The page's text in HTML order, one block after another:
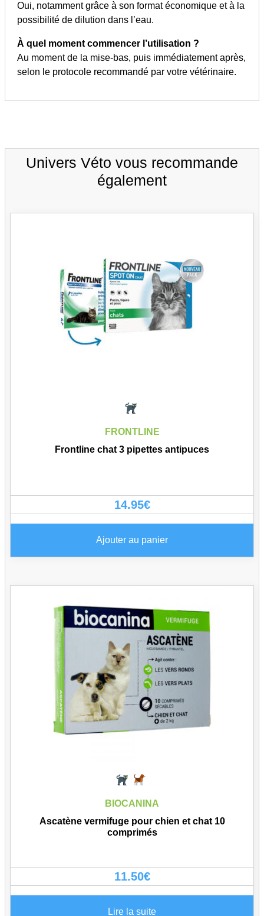
Oui, notamment grâce à son format économique et à la
possibilité de dilution dans l’eau.
À quel moment commencer l’utilisation ?
Au moment de la mise-bas, puis immédiatement après,
selon le protocole recommandé par votre vétérinaire.
Univers Véto vous recommande
également
FRONTLINE
Frontline chat 3 pipettes antipuces
14.95€
Ajouter au panier
BIOCANINA
Ascatène vermifuge pour chien et chat 10
comprimés
11.50€
Lire la suite